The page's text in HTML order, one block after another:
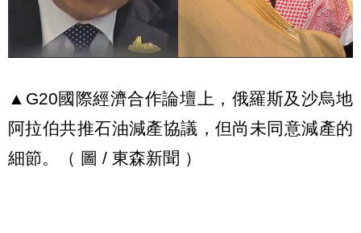
▲G20國際經濟合作論壇上，俄羅斯及沙烏地
阿拉伯共推石油減產協議，但尚未同意減產的
細節。（ 圖 / 東森新聞 ）